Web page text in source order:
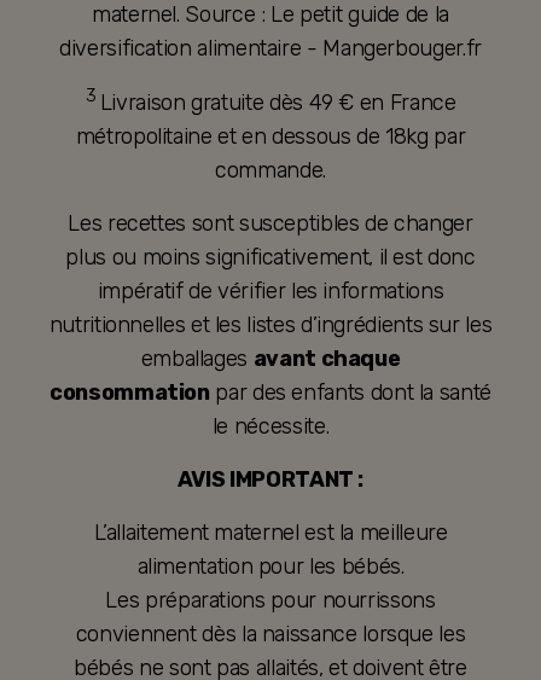
maternel. Source : Le petit guide de la
diversification alimentaire - Mangerbouger.fr
3 Livraison gratuite dès 49 € en France
métropolitaine et en dessous de 18kg par
commande.
Les recettes sont susceptibles de changer
plus ou moins significativement, il est donc
impératif de vérifier les informations
nutritionnelles et les listes d’ingrédients sur les
emballages avant chaque
consommation par des enfants dont la santé
le nécessite.
AVIS IMPORTANT :
L’allaitement maternel est la meilleure
alimentation pour les bébés.
Les préparations pour nourrissons
conviennent dès la naissance lorsque les
bébés ne sont pas allaités, et doivent être